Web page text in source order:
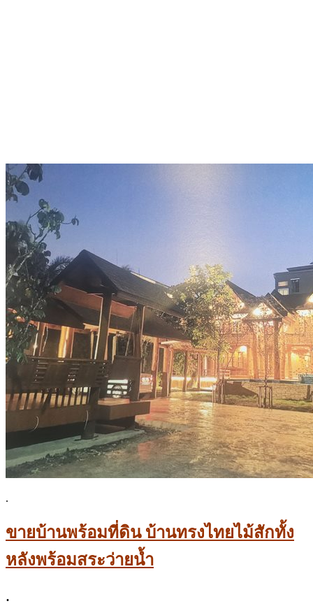
.
ขายบ้านพร้อมที่ดิน บ้านทรงไทยไม้สักทั้ง
หลังพร้อมสระว่ายน้ำ
.